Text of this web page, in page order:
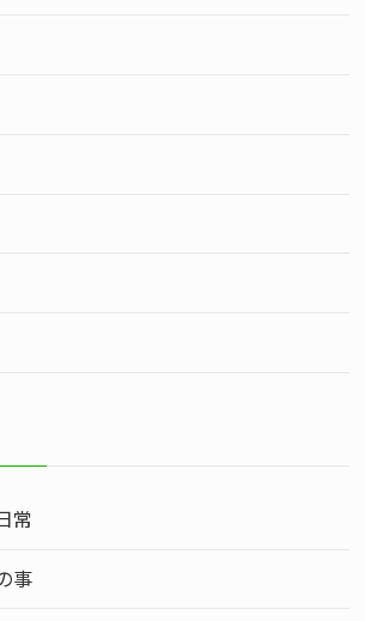
常
事